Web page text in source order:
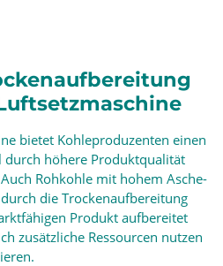
bietet Kohleproduzenten einen
höhere Produktqualität
Rohkohle mit hohem Asche-
die Trockenaufbereitung
Produkt aufbereitet
zusätzliche Ressourcen nutzen